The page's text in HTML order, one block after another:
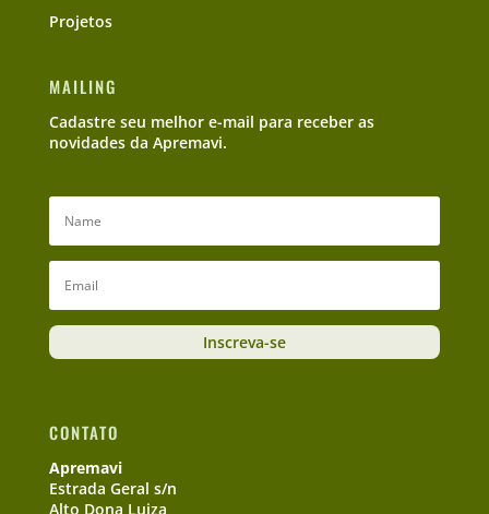
Projetos
MAILING
Cadastre seu melhor e-mail para receber as
novidades da Apremavi.
Inscreva-se
CONTATO
Apremavi
Estrada Geral s/n
Alto Dona Luiza